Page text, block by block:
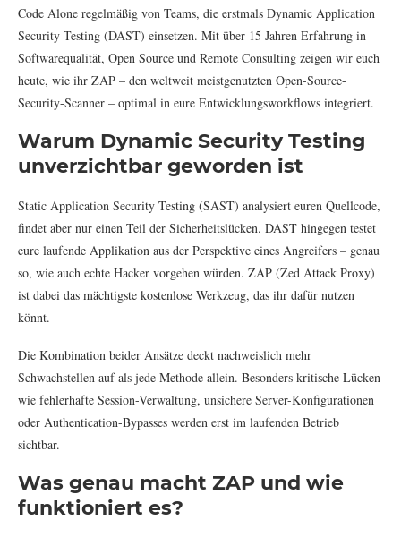
Code Alone regelmäßig von Teams, die erstmals Dynamic Application
Security Testing (DAST) einsetzen. Mit über 15 Jahren Erfahrung in
Softwarequalität, Open Source und Remote Consulting zeigen wir euch
heute, wie ihr ZAP – den weltweit meistgenutzten Open-Source-
Security-Scanner – optimal in eure Entwicklungsworkflows integriert.
Warum Dynamic Security Testing
unverzichtbar geworden ist
Static Application Security Testing (SAST) analysiert euren Quellcode,
findet aber nur einen Teil der Sicherheitslücken. DAST hingegen testet
eure laufende Applikation aus der Perspektive eines Angreifers – genau
so, wie auch echte Hacker vorgehen würden. ZAP (Zed Attack Proxy)
ist dabei das mächtigste kostenlose Werkzeug, das ihr dafür nutzen
könnt.
Die Kombination beider Ansätze deckt nachweislich mehr
Schwachstellen auf als jede Methode allein. Besonders kritische Lücken
wie fehlerhafte Session-Verwaltung, unsichere Server-Konfigurationen
oder Authentication-Bypasses werden erst im laufenden Betrieb
sichtbar.
Was genau macht ZAP und wie
funktioniert es?